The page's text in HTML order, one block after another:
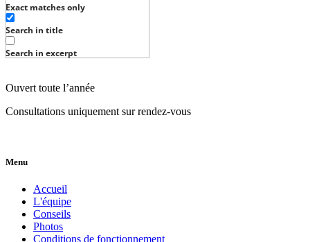
Exact matches only
Search in title
Search in excerpt
Ouvert toute l’année
Consultations uniquement sur rendez-vous
Menu
Accueil
L'équipe
Conseils
Photos
Conditions de fonctionnement